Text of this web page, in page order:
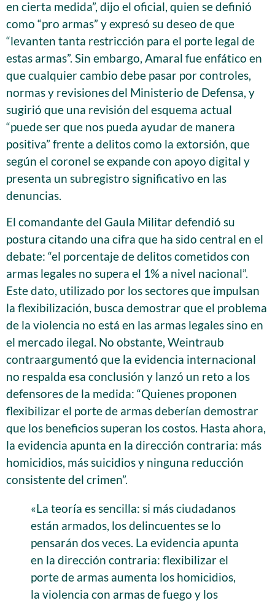
en cierta medida”, dijo el oficial, quien se definió
como “pro armas” y expresó su deseo de que
“levanten tanta restricción para el porte legal de
estas armas”. Sin embargo, Amaral fue enfático en
que cualquier cambio debe pasar por controles,
normas y revisiones del Ministerio de Defensa, y
sugirió que una revisión del esquema actual
“puede ser que nos pueda ayudar de manera
positiva” frente a delitos como la extorsión, que
según el coronel se expande con apoyo digital y
presenta un subregistro significativo en las
denuncias.
El comandante del Gaula Militar defendió su
postura citando una cifra que ha sido central en el
debate: “el porcentaje de delitos cometidos con
armas legales no supera el 1% a nivel nacional”.
Este dato, utilizado por los sectores que impulsan
la flexibilización, busca demostrar que el problema
de la violencia no está en las armas legales sino en
el mercado ilegal. No obstante, Weintraub
contraargumentó que la evidencia internacional
no respalda esa conclusión y lanzó un reto a los
defensores de la medida: “Quienes proponen
flexibilizar el porte de armas deberían demostrar
que los beneficios superan los costos. Hasta ahora,
la evidencia apunta en la dirección contraria: más
homicidios, más suicidios y ninguna reducción
consistente del crimen”.
«La teoría es sencilla: si más ciudadanos
están armados, los delincuentes se lo
pensarán dos veces. La evidencia apunta
en la dirección contraria: flexibilizar el
porte de armas aumenta los homicidios,
la violencia con armas de fuego y los